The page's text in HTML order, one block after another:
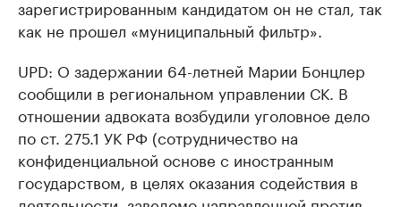
зарегистрированным кандидатом он не стал, так
как не прошел «муниципальный фильтр».
UPD: О задержании 64-летней Марии Бонцлер
сообщили в региональном управлении СК. В
отношении адвоката возбудили уголовное дело
по ст. 275.1 УК РФ (сотрудничество на
конфиденциальной основе с иностранным
государством, в целях оказания содействия в